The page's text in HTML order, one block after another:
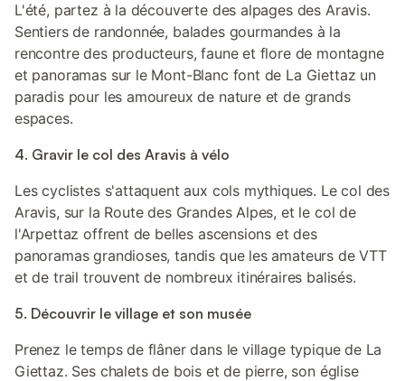
L'été, partez à la découverte des alpages des Aravis.
Sentiers de randonnée, balades gourmandes à la
rencontre des producteurs, faune et flore de montagne
et panoramas sur le Mont-Blanc font de La Giettaz un
paradis pour les amoureux de nature et de grands
espaces.
4. Gravir le col des Aravis à vélo
Les cyclistes s'attaquent aux cols mythiques. Le col des
Aravis, sur la Route des Grandes Alpes, et le col de
l'Arpettaz offrent de belles ascensions et des
panoramas grandioses, tandis que les amateurs de VTT
et de trail trouvent de nombreux itinéraires balisés.
5. Découvrir le village et son musée
Prenez le temps de flâner dans le village typique de La
Giettaz. Ses chalets de bois et de pierre, son église